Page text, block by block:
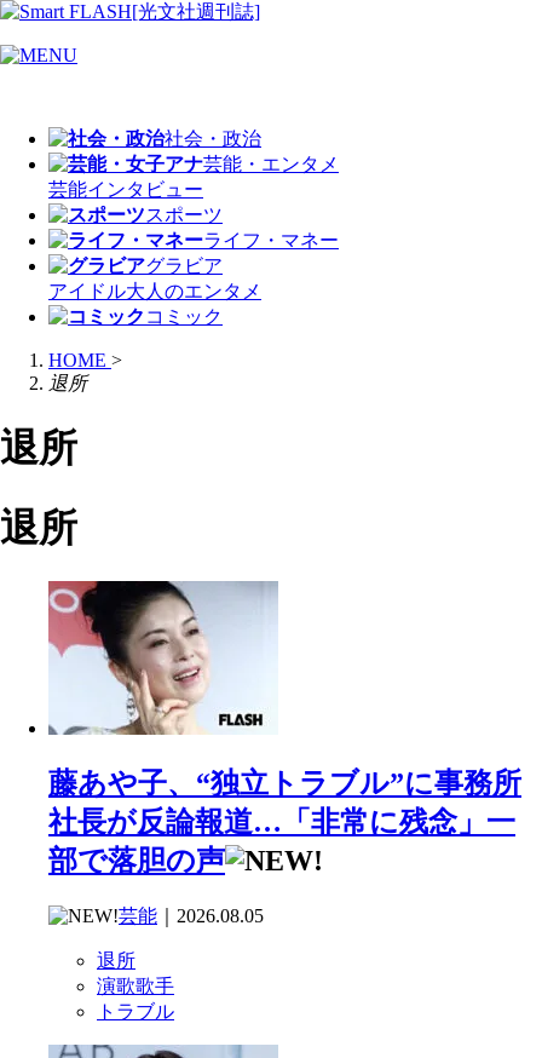
社会・政治
芸能・エンタメ
芸能インタビュー
スポーツ
ライフ・マネー
グラビア
アイドル大人のエンタメ
コミック
HOME >
退所
退所
退所
藤あや子、“独立トラブル”に事務所
社長が反論報道…「非常に残念」一
部で落胆の声
芸能 ｜2026.08.05
退所
演歌歌手
トラブル